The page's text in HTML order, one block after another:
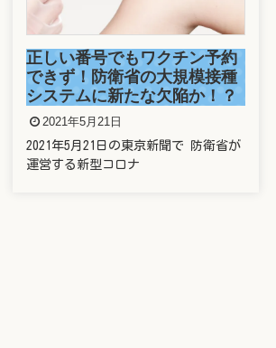
正しい番号でもワクチン予約
できず！防衛省の大規模接種
システムに新たな欠陥か！？
2021年5月21日
2021年5月21日の東京新聞で 防衛省が
運営する新型コロナ